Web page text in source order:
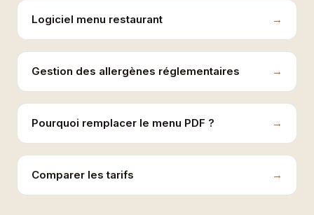
Logiciel menu restaurant
Gestion des allergènes réglementaires
Pourquoi remplacer le menu PDF ?
Comparer les tarifs